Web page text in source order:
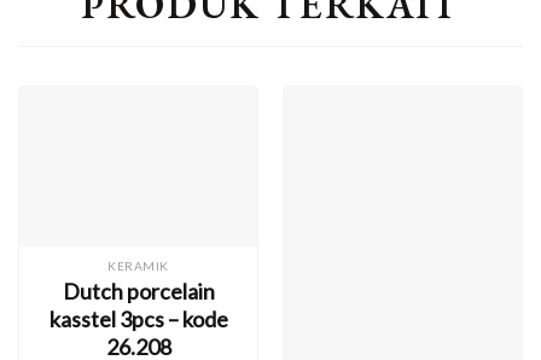
KERAMIK
Dutch porcelain
kasstel 3pcs – kode
26.208